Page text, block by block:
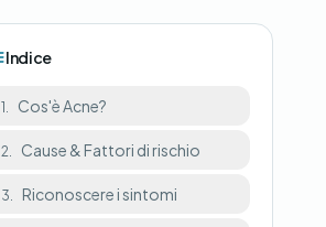
Indice
1. Cos'è Acne?
2. Cause & Fattori di rischio
3. Riconoscere i sintomi